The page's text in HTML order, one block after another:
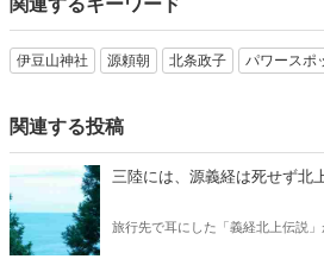
関連するキーワード
伊豆山神社 源頼朝 北条政子 パワースポ
関連する投稿
三陸には、源義経は死せず北
旅行先で耳にした「義経北上伝説
地だけではあるが行ってみた。 奥